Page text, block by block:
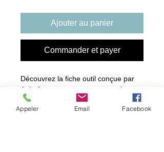
Ajouter au panier
Commander et payer
Découvrez la fiche outil conçue par
Animômes pour accompagner les
familles dans l’harmonisation de la vie
quotidienne entre enfants et animaux
Appeler Email Facebook